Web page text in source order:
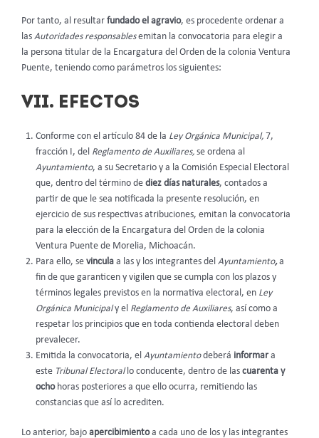
Por tanto, al resultar fundado el agravio, es procedente ordenar a
las Autoridades responsablesemitan la convocatoria para elegir a
la persona titular de la Encargatura del Orden de la colonia Ventura
Puente, teniendo como parámetros los siguientes:
VII. EFECTOS
Conforme con el artículo 84 de la Ley Orgánica Municipal, 7,
fracción I, del Reglamento de Auxiliares, se ordena al
Ayuntamiento, a su Secretario y a la Comisión Especial Electoral
que, dentro del término de diez días naturales, contados a
partir de que le sea notificada la presente resolución, en
ejercicio de sus respectivas atribuciones, emitan la convocatoria
para la elección de la Encargatura del Orden de la colonia
Ventura Puente de Morelia, Michoacán.
Para ello, se vincula a las y los integrantes del Ayuntamiento,a
fin de que garanticen y vigilen que se cumpla con los plazos y
términos legales previstos en la normativa electoral, en Ley
Orgánica Municipaly el Reglamento de Auxiliares, así como a
respetar los principios que en toda contienda electoral deben
prevalecer.
Emitida la convocatoria, el Ayuntamientodeberá informara
este Tribunal Electorallo conducente, dentro de las cuarenta y
ochohoras posteriores a que ello ocurra, remitiendo las
constancias que así lo acrediten.
Lo anterior, bajo apercibimientoa cada uno de los y las integrantes